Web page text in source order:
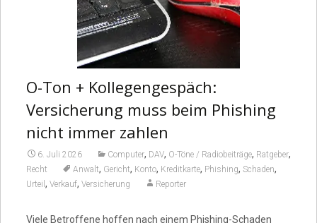
O-Ton + Kollegengespäch:
Versicherung muss beim Phishing
nicht immer zahlen
6. Juli 2026 Computer, DAV, O-Töne / Radiobeiträge, Ratgeber,
Recht Anwalt, Gericht, Konto, Kreditkarte, Phishing, Schaden,
Urteil , Verkauf, Versicherung Reporter
Viele Betroffene hoffen nach einem Phishing-Schaden